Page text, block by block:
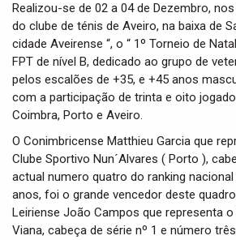
Realizou-se de 02 a 04 de Dezembro,
do clube de ténis de Aveiro, na baixa de
cidade Aveirense “, o “ 1º Torneio de
FPT de nível B, dedicado ao grupo de
pelos escalões de +35, e +45 anos
com a participação de trinta e oito
Coimbra, Porto e Aveiro.
O Conimbricense Matthieu Garcia que
Clube Sportivo Nun´Alvares ( Porto ),
actual numero quatro do ranking
anos, foi o grande vencedor deste
Leiriense João Campos que representa o
Viana, cabeça de série nº 1 e número